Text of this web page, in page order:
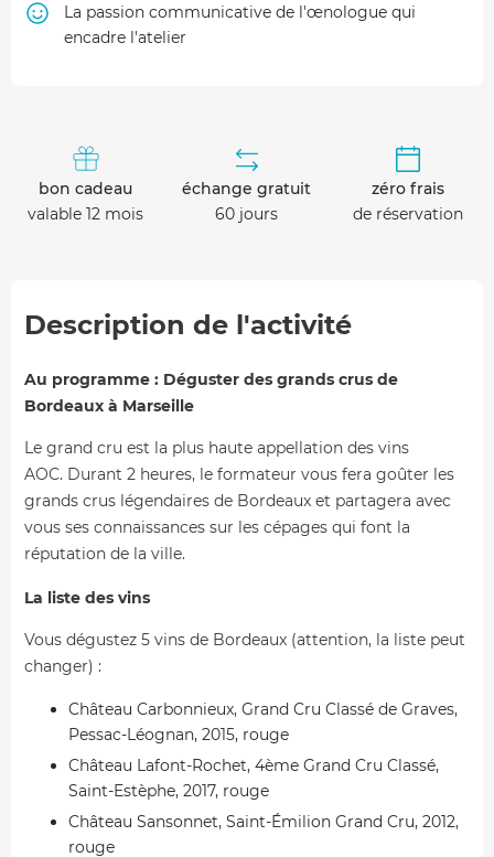
La passion communicative de l'œnologue qui
encadre l'atelier
bon cadeau
valable 12 mois
échange gratuit
60 jours
zéro frais
de réservation
Description de l'activité
Au programme : Déguster des grands crus de
Bordeaux à Marseille
Le grand cru est la plus haute appellation des vins
AOC. Durant 2 heures, le formateur vous fera goûter les
grands crus légendaires de Bordeaux et partagera avec
vous ses connaissances sur les cépages qui font la
réputation de la ville.
La liste des vins
Vous dégustez 5 vins de Bordeaux (attention, la liste peut
changer) :
Château Carbonnieux, Grand Cru Classé de Graves,
Pessac-Léognan, 2015, rouge
Château Lafont-Rochet, 4ème Grand Cru Classé,
Saint-Estèphe, 2017, rouge
Château Sansonnet, Saint-Émilion Grand Cru, 2012,
rouge